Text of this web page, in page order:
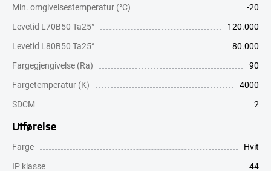
Min. omgivelsestemperatur (°C)
-20
Levetid L70B50 Ta25°
120.000
Levetid L80B50 Ta25°
80.000
Fargegjengivelse (Ra)
90
Fargetemperatur (K)
4000
SDCM
2
Utførelse
Farge
Hvit
IP klasse
44